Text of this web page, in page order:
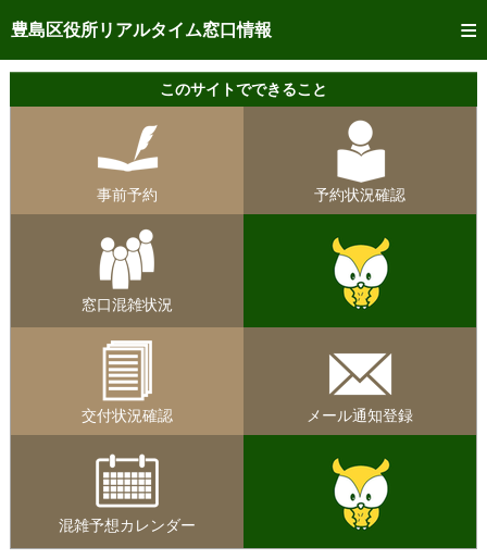
豊島区役所リアルタイム窓口情報
トップページへ
ご利用方法
予約状況確認
リアルタイム
混雑予想カレンダー
このサイトでできること
事前予約 予約状況確認
窓口混雑状況
交付状況確認 メール通知登録
混雑予想カレンダー